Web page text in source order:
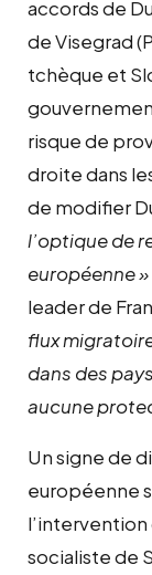
accords de
de Visegrad
tchèque et
risque de
droite dans
de modifier
l’optique de
européenne »
leader de
flux
dans des
aucune
Un signe de
européenne
socialiste de